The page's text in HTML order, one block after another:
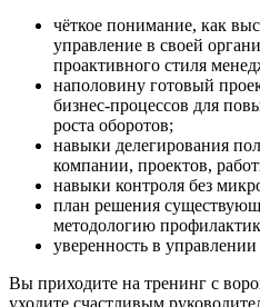
чёткое понимание, как
управление в своей
проактивного стиля
наполовину готовый
бизнес‑процессов для
роста оборотов;
навыки делегирования
компании, проектов,
навыки контроля без
план решения
методологию
уверенность в
Вы приходите на тренинг с
уходите счастливым